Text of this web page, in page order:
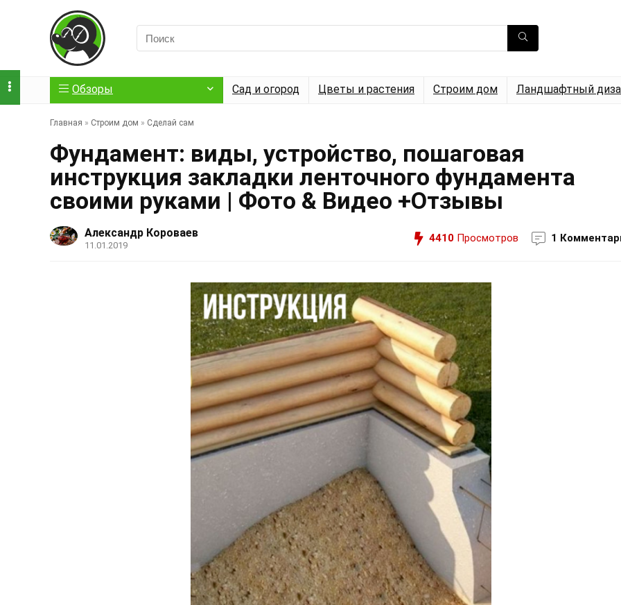
Обзоры Сад и огород Цветы и растения Строим дом Ландшафтный
Главная » Строим дом » Сделай сам
Фундамент: виды, устройство, пошаговая
инструкция закладки ленточного фундамента
своими руками | Фото & Видео +Отзывы
Александр Короваев
11.01.2019
4410 Просмотров 1